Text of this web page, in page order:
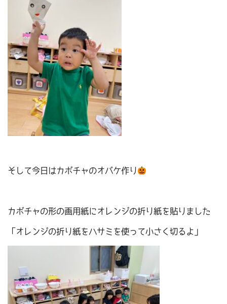
そして今日はカボチャのオバケ作り
カボチャの形の画用紙にオレンジの折り紙を貼りました
「オレンジの折り紙をハサミを使って小さく切るよ」